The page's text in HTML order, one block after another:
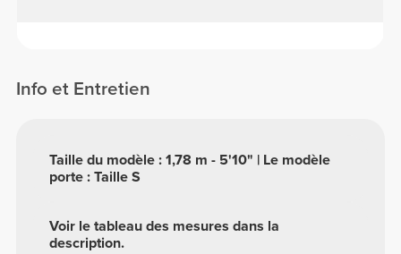
Info et Entretien
Voir le tableau des mesures dans la
description.
Taille du modèle : 1,78 m - 5'10" | Le modèle
porte : Taille S